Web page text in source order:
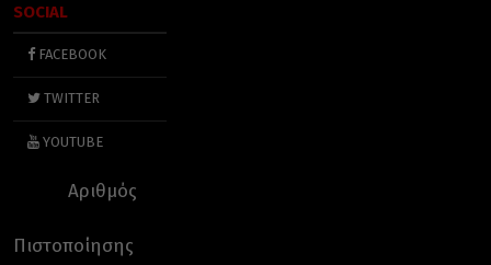
SOCIAL
FACEBOOK
TWITTER
YOUTUBE
Αριθμός
Πιστοποίησης